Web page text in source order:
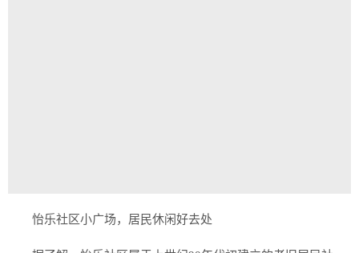
怡乐社区小广场，居民休闲好去处